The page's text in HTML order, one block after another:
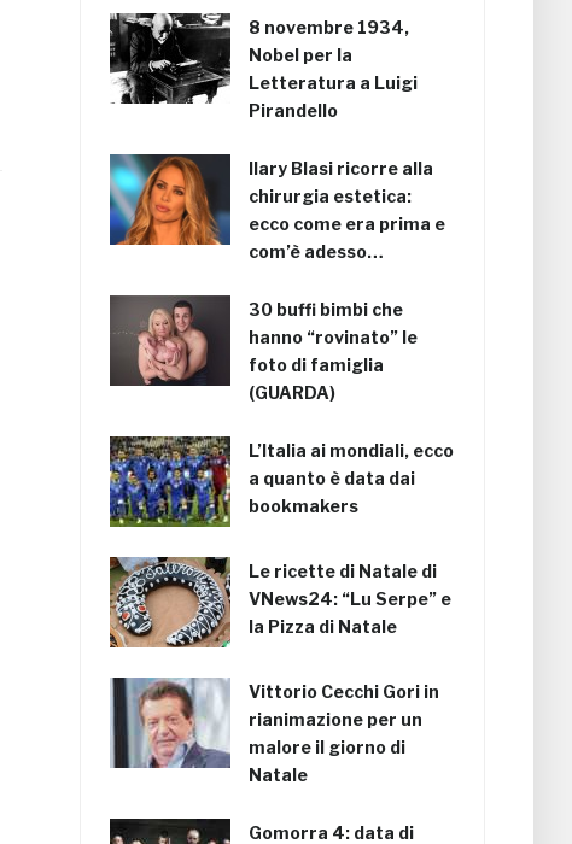
8 novembre 1934,
Nobel per la
Letteratura a Luigi
Pirandello
Ilary Blasi ricorre alla
chirurgia estetica:
ecco come era prima e
com’è adesso…
30 buffi bimbi che
hanno “rovinato” le
foto di famiglia
(GUARDA)
L’Italia ai mondiali, ecco
a quanto è data dai
bookmakers
Le ricette di Natale di
VNews24: “Lu Serpe” e
la Pizza di Natale
Vittorio Cecchi Gori in
rianimazione per un
malore il giorno di
Natale
Gomorra 4: data di